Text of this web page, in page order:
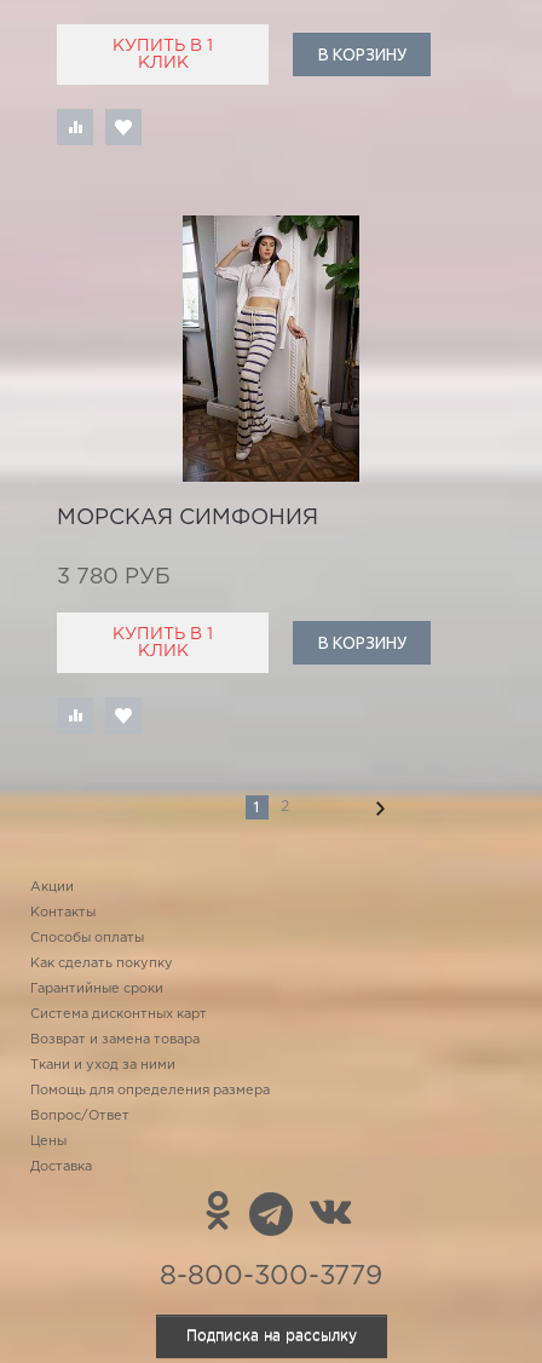
КУПИТЬ В 1
КЛИК
В КОРЗИНУ
МОРСКАЯ СИМФОНИЯ
3 780 РУБ
КУПИТЬ В 1
КЛИК
В КОРЗИНУ
1 2
Акции
Контакты
Способы оплаты
Как сделать покупку
Гарантийные сроки
Система дисконтных карт
Возврат и замена товара
Ткани и уход за ними
Помощь для определения размера
Вопрос/Ответ
Цены
Доставка
8-800-300-3779
Подписка на рассылку